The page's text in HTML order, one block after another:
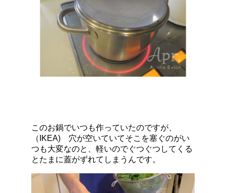
このお鍋でいつも作っていたのですが、
（IKEA) 穴が空いていてそこを塞ぐのがい
つも大変なのと、軽いのでぐつぐつしてくる
とたまに蓋がずれてしまうんです。